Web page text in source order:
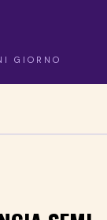
GIORNO